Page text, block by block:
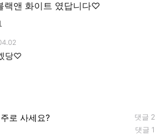
랙앤 화이트 였답니다♡
당♡
로 사세요? 댓글 2
댓글 1